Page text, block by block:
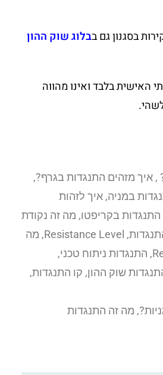
בסגנון גם בבלוג שוק ההון
האישית בלבד ואינו מהווה
איך מזהים התנגדות בגרף?,
במניה, איך לזהות
בקריפטו, מה זה נקודת
התנגדות?, נקודת התנגדות, Resistance Level, מה
זה Resistance Level, התנגדות ניתוח טכני,
שוק ההון, קו התנגדות,
מה זה התנגדות